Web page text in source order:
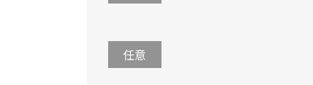
任意